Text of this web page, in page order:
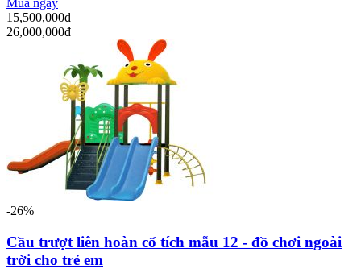
Mua ngay
15,500,000đ
26,000,000đ
-26%
Cầu trượt liên hoàn cổ tích mẫu 12 - đồ chơi ngoài
trời cho trẻ em